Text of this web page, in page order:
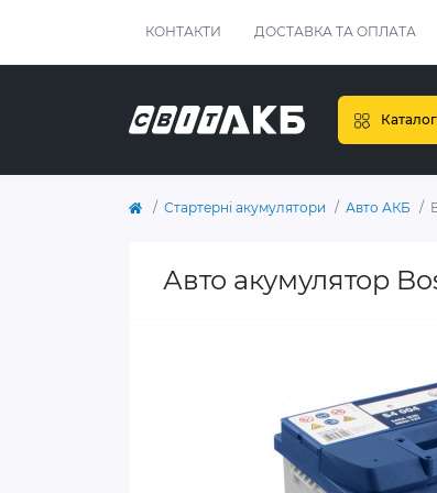
КОНТАКТИ ДОСТАВКА ТА ОПЛАТА
Стартерні акумулятори Авто АКБ
Авто акумулятор